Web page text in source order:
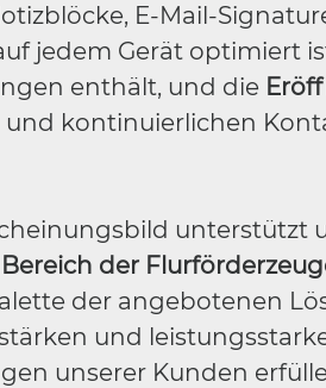
E-Mail-
jedem Gerät optimiert
enthält, und die
kontinuierlichen
unterstützt
der
der angebotenen
und
unserer Kunden